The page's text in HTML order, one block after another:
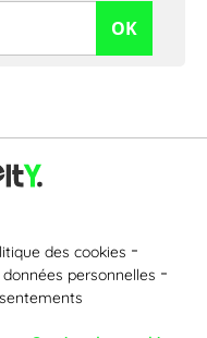
OK
des cookies
personnelles